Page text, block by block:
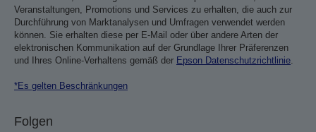
Veranstaltungen, Promotions und Services zu erhalten, die auch zur
Durchführung von Marktanalysen und Umfragen verwendet werden
können. Sie erhalten diese per E-Mail oder über andere Arten der
elektronischen Kommunikation auf der Grundlage Ihrer Präferenzen
und Ihres Online-Verhaltens gemäß der Epson Datenschutzrichtlinie
*Es gelten Beschränkungen
Folgen